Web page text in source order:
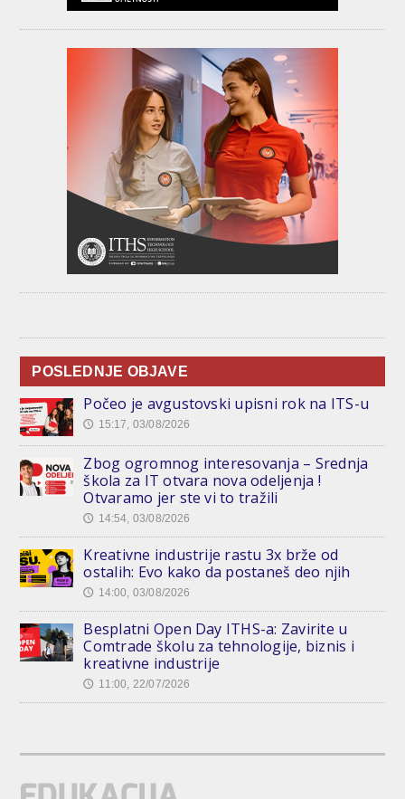
POSLEDNJE OBJAVE
Počeo je avgustovski upisni rok na ITS-u
🕔 15:17, 03/08/2026
Zbog ogromnog interesovanja – Srednja
škola za IT otvara nova odeljenja !
Otvaramo jer ste vi to tražili
🕔 14:54, 03/08/2026
Kreativne industrije rastu 3x brže od
ostalih: Evo kako da postaneš deo njih
🕔 14:00, 03/08/2026
Besplatni Open Day ITHS-a: Zavirite u
Comtrade školu za tehnologije, biznis i
kreativne industrije
🕔 11:00, 22/07/2026